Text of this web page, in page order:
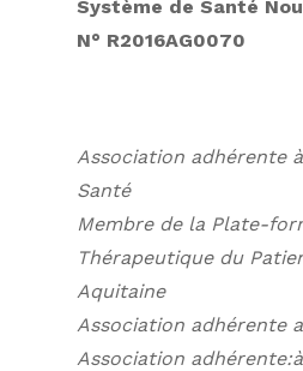
Système de Santé
N° R2016AG0070
Association adhérente
Santé
Membre de la Plate-
Thérapeutique du
Aquitaine
Association adhérente
Association